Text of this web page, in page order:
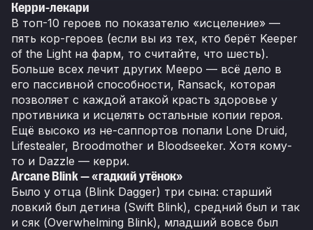
Керри-лекари
В топ-10 героев по показателю «исцеление» —
пять кор-героев (если вы из тех, кто берёт Keeper
of the Light на фарм, то считайте, что шесть).
Больше всех лечит других Meepo — всё дело в
его пассивной способности, Ransack, которая
позволяет с каждой атакой красть здоровье у
противника и исцелять остальные копии героя.
Ещё высоко из не-саппортов попали Lone Druid,
Lifestealer, Broodmother и Bloodseeker. Хотя кому-
то и Dazzle — керри.
Arcane Blink — «гадкий утёнок»
Было у отца (Blink Dagger) три сына: старший
ловкий был детина (Swift Blink), средний был и так
и сяк (Overwhelming Blink), младший вовсе был